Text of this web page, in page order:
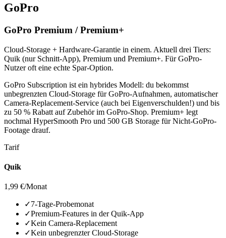
GoPro
GoPro Premium / Premium+
Cloud-Storage + Hardware-Garantie in einem. Aktuell drei Tiers:
Quik (nur Schnitt-App), Premium und Premium+. Für GoPro-
Nutzer oft eine echte Spar-Option.
GoPro Subscription ist ein hybrides Modell: du bekommst
unbegrenzten Cloud-Storage für GoPro-Aufnahmen, automatischer
Camera-Replacement-Service (auch bei Eigenverschulden!) und bis
zu 50 % Rabatt auf Zubehör im GoPro-Shop. Premium+ legt
nochmal HyperSmooth Pro und 500 GB Storage für Nicht-GoPro-
Footage drauf.
Tarif
Quik
1,99 €/Monat
✓7-Tage-Probemonat
✓Premium-Features in der Quik-App
✓Kein Camera-Replacement
✓Kein unbegrenzter Cloud-Storage